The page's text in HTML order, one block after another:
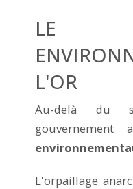
LE
L'OR
Au-delà du
L'orpaillage